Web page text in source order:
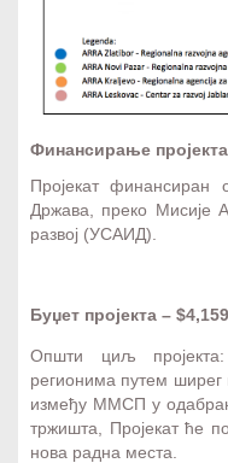
Финансирање пројекта
Пројекат финансиран
Држава, преко Мисије
развој (УСАИД).
Буџет пројекта –
Општи циљ
регионима путем
између ММСП у
тржишта, Пројекат ће
нова радна места.